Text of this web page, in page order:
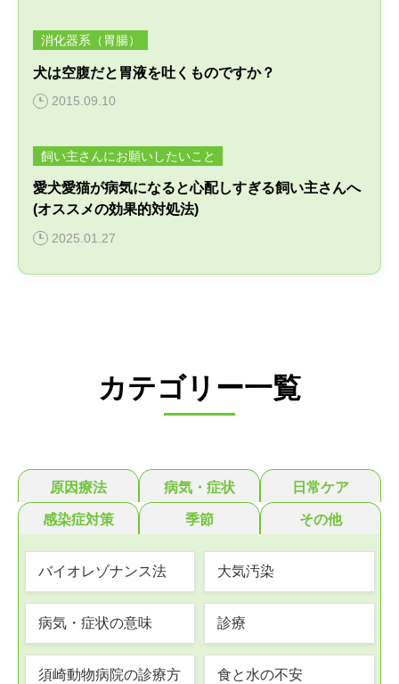
消化器系（胃腸）
犬は空腹だと胃液を吐くものですか？
2015.09.10
飼い主さんにお願いしたいこと
愛犬愛猫が病気になると心配しすぎる飼い主さんへ
(オススメの効果的対処法)
2025.01.27
カテゴリー一覧
原因療法
バイオレゾナンス法 大気汚染
病気・症状の意味 診療
須崎動物病院の診療方
食と水の不安
病気・症状 日常ケア
感染症対策 季節 その他